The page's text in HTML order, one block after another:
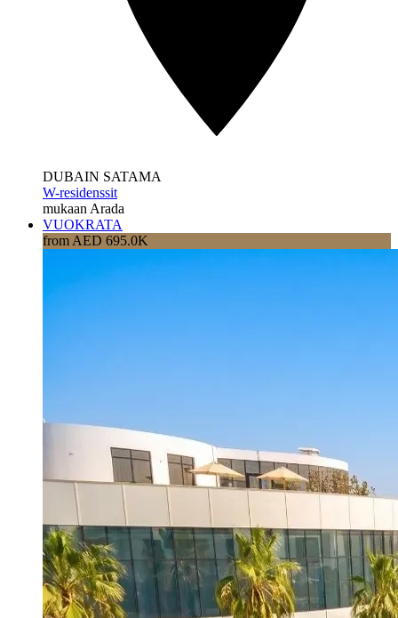
DUBAIN SATAMA
W-residenssit
mukaan Arada
VUOKRATA
from AED 695.0K